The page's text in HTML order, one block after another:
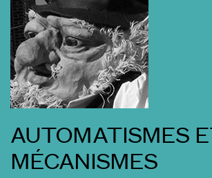
AUTOMATISMES
MÉCANISMES